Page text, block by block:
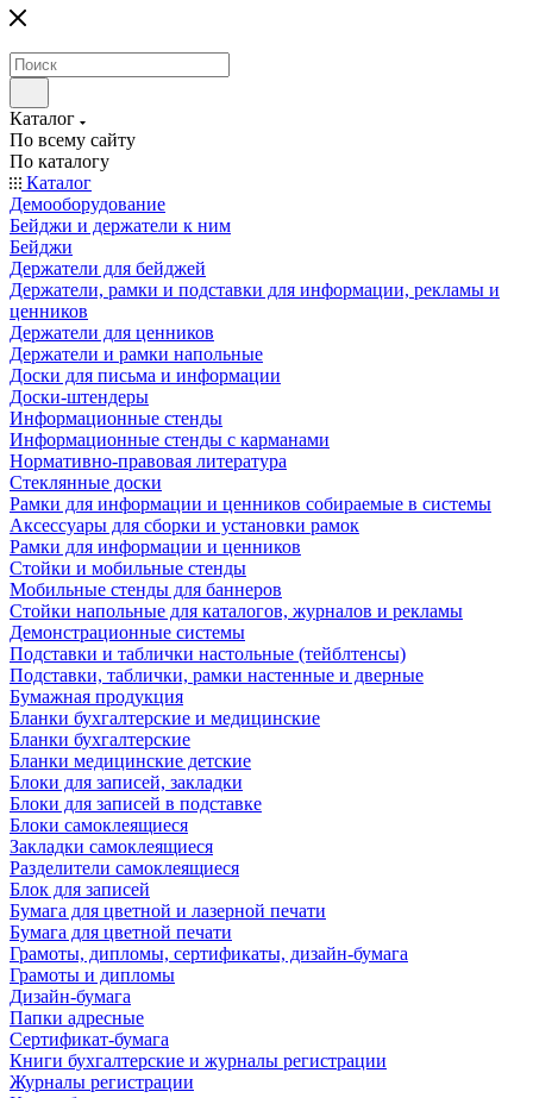
Каталог
По всему сайту
По каталогу
Каталог
Демооборудование
Бейджи и держатели к ним
Бейджи
Держатели для бейджей
Держатели, рамки и подставки для информации, рекламы и
ценников
Держатели для ценников
Держатели и рамки напольные
Доски для письма и информации
Доски-штендеры
Информационные стенды
Информационные стенды с карманами
Нормативно-правовая литература
Стеклянные доски
Рамки для информации и ценников собираемые в системы
Аксессуары для сборки и установки рамок
Рамки для информации и ценников
Стойки и мобильные стенды
Мобильные стенды для баннеров
Стойки напольные для каталогов, журналов и рекламы
Демонстрационные системы
Подставки и таблички настольные (тейблтенсы)
Подставки, таблички, рамки настенные и дверные
Бумажная продукция
Бланки бухгалтерские и медицинские
Бланки бухгалтерские
Бланки медицинские детские
Блоки для записей, закладки
Блоки для записей в подставке
Блоки самоклеящиеся
Закладки самоклеящиеся
Разделители самоклеящиеся
Блок для записей
Бумага для цветной и лазерной печати
Бумага для цветной печати
Грамоты, дипломы, сертификаты, дизайн-бумага
Грамоты и дипломы
Дизайн-бумага
Папки адресные
Сертификат-бумага
Книги бухгалтерские и журналы регистрации
Журналы регистрации